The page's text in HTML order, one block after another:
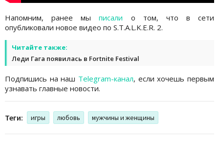
Напомним, ранее мыписали о том, что в сети
опубликовали новое видео по S.T.A.L.K.E.R. 2.
Читайте также:
Леди Гага появилась в Fortnite Festival
Подпишись на наш Telegram-канал, если хочешь первым
узнавать главные новости.
Теги: игры любовь мужчины и женщины